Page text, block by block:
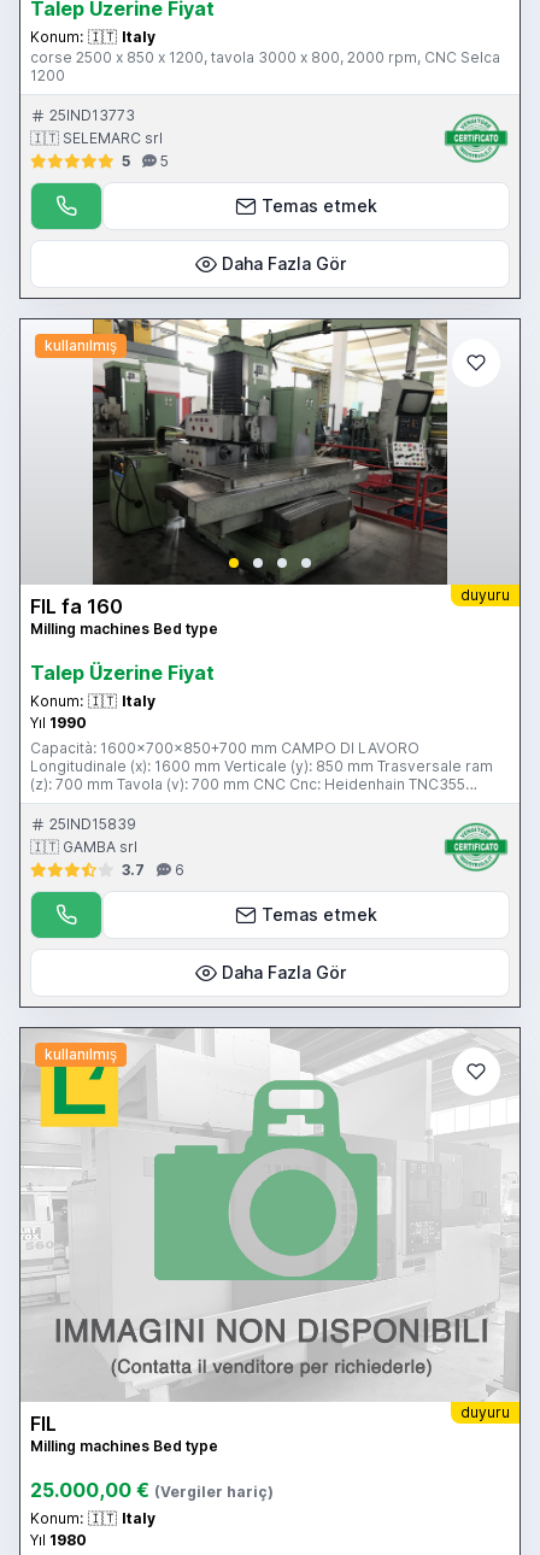
Talep Üzerine Fiyat
Konum: 🇮🇹 Italy
corse 2500 x 850 x 1200, tavola 3000 x 800, 2000 rpm, CNC Selca
1200
25IND13773
🇮🇹 SELEMARC srl
5
5
Temas etmek
Daha Fazla Gör
kullanılmış
duyuru
FIL fa 160
Milling machines Bed type
Talep Üzerine Fiyat
Konum: 🇮🇹 Italy
Yıl 1990
Capacità: 1600x700x850+700 mm CAMPO DI LAVORO
Longitudinale (x): 1600 mm Verticale (y): 850 mm Trasversale ram
(z): 700 mm Tavola (v): 700 mm CNC Cnc: Heidenhain TNC355
MANDRINO Potenza mandrino: 15 Kw Cambio gamma: 3 gamme
automatiche Velocità rotazione: 40-1535 Rpm Cono: ISO50
AVANZAMENTI Rapido x: 6 m/min Rapido y: 6 m/min Rapido z: 6
m/min X: 1 m/min Y: 1 m/min Z: 1 m/min TAVOLA 1 Superficie:
1950x650 mm Portata: 2000 Kg Potenza totale installata: 25 Kw
Peso totale macchina: 9000 Kg Ingombri macchina:
2470x3300x2915 mm Frigorifero: si Disponibilità: pronta Visibile a
magazzino: si
25IND15839
🇮🇹 GAMBA srl
3.7
6
Temas etmek
Daha Fazla Gör
kullanılmış
duyuru
FIL
Milling machines Bed type
25.000,00 € (Vergiler hariç)
Konum: 🇮🇹 Italy
Yıl 1980